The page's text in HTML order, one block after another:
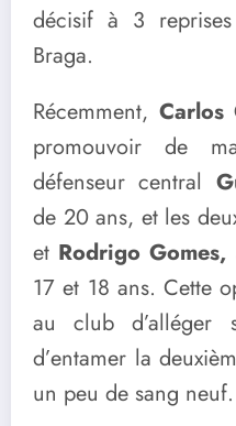
décisif à 3
Braga.
Récemment, Carlos
promouvoir de
défenseur central
de 20 ans, et les
et Rodrigo Gomes,
17 et 18 ans. Cette
au club d’alléger
d’entamer la
un peu de sang neuf.